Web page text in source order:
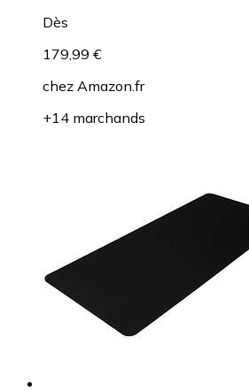
Dès
179,99 €
chez Amazon.fr
+14 marchands